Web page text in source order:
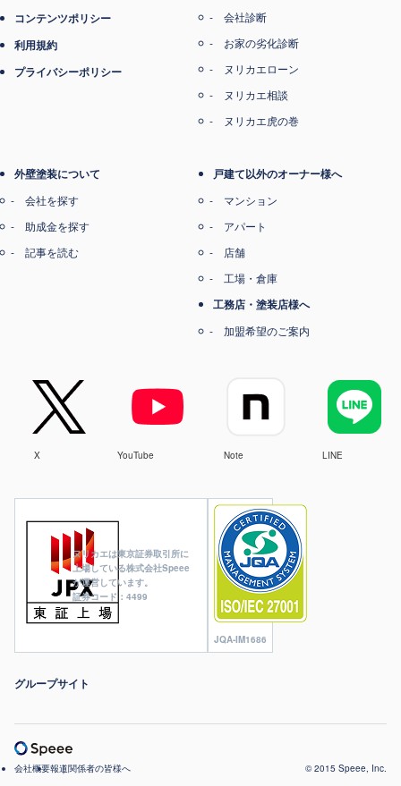
ヌリカエは東京証券取引所に
上場している株式会社Speee
が運営しています。
証券コード：4499
JQA-IM1686
コンテンツポリシー
利用規約
プライバシーポリシー
会社診断
お家の劣化診断
ヌリカエローン
ヌリカエ相談
ヌリカエ虎の巻
外壁塗装について
会社を探す
助成金を探す
記事を読む
戸建て以外のオーナー様へ
マンション
アパート
店舗
工場・倉庫
工務店・塗装店様へ
加盟希望のご案内
X YouTube Note LINE
グループサイト
会社概要報道関係者の皆様へ © 2015 Speee, Inc.